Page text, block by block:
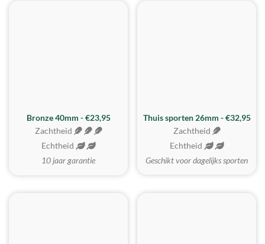
Bronze 40mm - €23,95
Zachtheid
Echtheid
10 jaar garantie
Thuis sporten 26mm - €32,95
Zachtheid
Echtheid
Geschikt voor dagelijks sporten